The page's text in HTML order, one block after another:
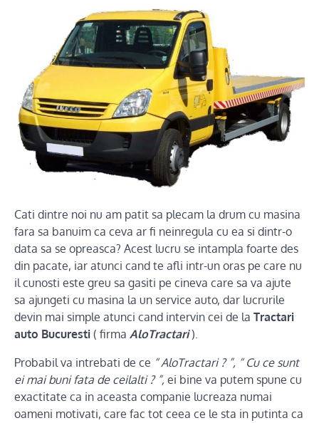
Cati dintre noi nu am patit sa plecam la drum cu masina
fara sa banuim ca ceva ar fi neinregula cu ea si dintr-o
data sa se opreasca? Acest lucru se intampla foarte des
din pacate, iar atunci cand te afli intr-un oras pe care nu
il cunosti este greu sa gasiti pe cineva care sa va ajute
sa ajungeti cu masina la un service auto, dar lucrurile
devin mai simple atunci cand intervin cei de la Tractari
auto Bucuresti ( firma AloTractari).
Probabil va intrebati de ce “ AloTractari ? ”, “ Cu ce sunt
ei mai buni fata de ceilalti ? ”, ei bine va putem spune cu
exactitate ca in aceasta companie lucreaza numai
oameni motivati, care fac tot ceea ce le sta in putinta ca